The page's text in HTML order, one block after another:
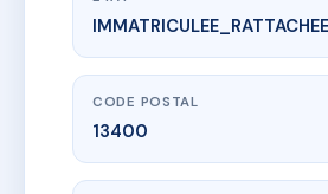
www.vme.plus/
Copropriété du 53 Rue de
53 r de la republique
IMMATRICULEE_RATTACHEE
CODE POSTAL
13400